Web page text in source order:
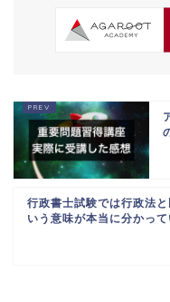
行政書士試験では行政法と
いう意味が本当に分かっ